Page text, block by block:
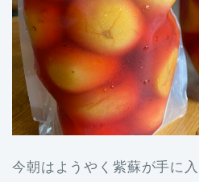
今朝はようやく紫蘇が手に